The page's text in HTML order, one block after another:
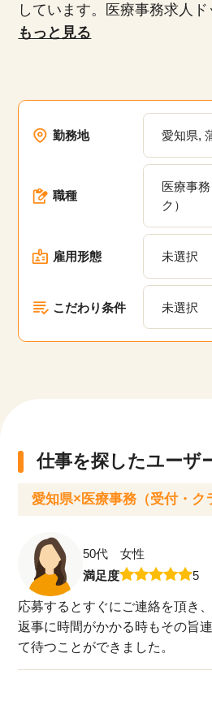
しています。医療事務求人
て、正社員、派遣社員、扶養
介します。未経験者や無資
代、50代といった幅広い年
場の求人が多数あります。
においてスキルアップのため
や、キャリアパスの相談、
クを通じて、あなたのキャ
す。
もっと見る
勤務地 愛知県,
職種
医療事
ク）
雇用形態 未選択
こだわり条件 未選択
仕事を探したユーザ
愛知県×医療事務（受付・ク
50代 女性
満足度
5
応募するとすぐにご連絡を頂き、
返事に時間がかかる時もその旨
て待つことができました。